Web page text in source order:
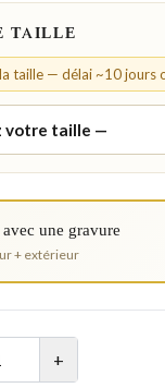
TAILLE
taille — délai ~10 jours
une gravure
+ extérieur
+